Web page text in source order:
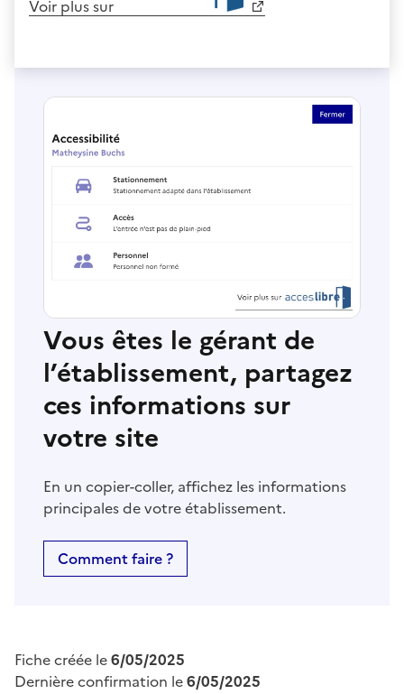
Voir plus sur
Vous êtes le gérant de
l’établissement, partagez
ces informations sur
votre site
En un copier-coller, affichez les informations
principales de votre établissement.
Comment faire ?
Fiche créée le6/05/2025
Dernière confirmation le6/05/2025